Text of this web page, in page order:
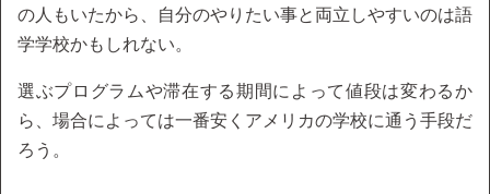
の人もいたから、自分のやりたい事と両立しやすいのは語
学学校かもしれない。
選ぶプログラムや滞在する期間によって値段は変わるか
ら、場合によっては一番安くアメリカの学校に通う手段だ
ろう。